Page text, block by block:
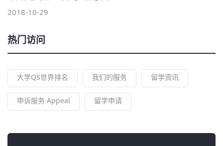
2018-10-29
热门访问
大学QS世界排名 我们的服务 留学资讯
申诉服务 Appeal 留学申请